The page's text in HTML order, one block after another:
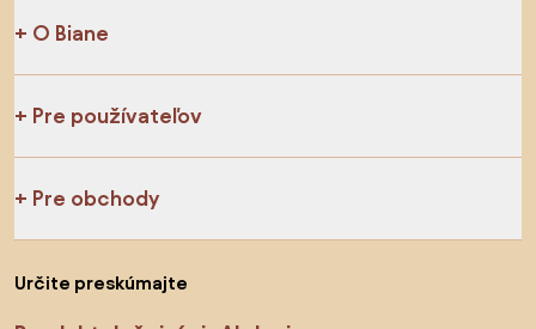
O Biane
Pre používateľov
Pre obchody
Určite preskúmajte